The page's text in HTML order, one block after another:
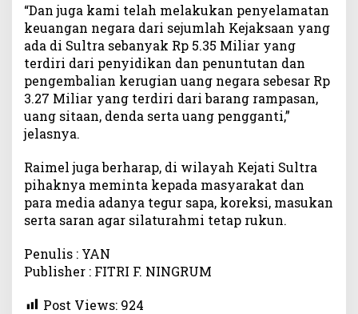
a
h
D
i
e
k
s
s
i
“Dan juga kami telah melakukan penyelamatan
keuangan negara dari sejumlah Kejaksaan yang
ada di Sultra sebanyak Rp 5.35 Miliar yang
terdiri dari penyidikan dan penuntutan dan
pengembalian kerugian uang negara sebesar Rp
3.27 Miliar yang terdiri dari barang rampasan,
uang sitaan, denda serta uang pengganti,”
jelasnya.
Raimel juga berharap, di wilayah Kejati Sultra
pihaknya meminta kepada masyarakat dan
para media adanya tegur sapa, koreksi, masukan
serta saran agar silaturahmi tetap rukun.
Penulis : YAN
Publisher : FITRI F. NINGRUM
Post Views: 924